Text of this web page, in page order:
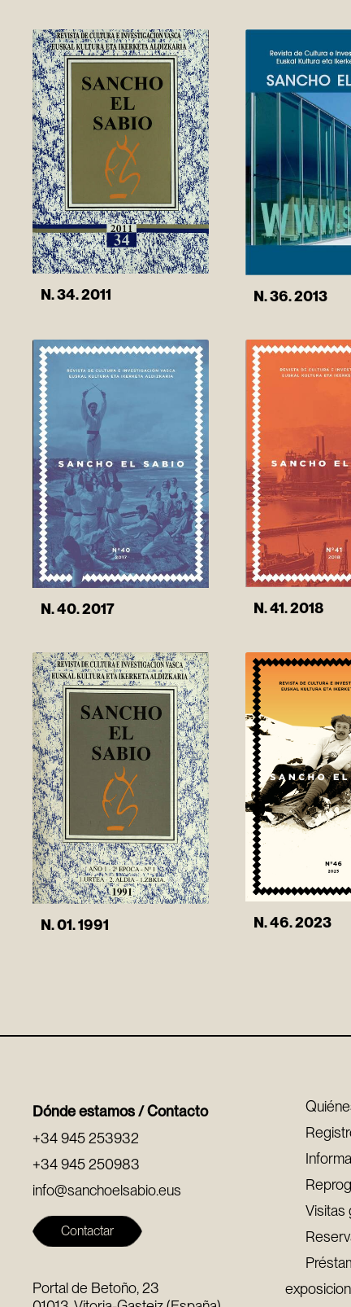
N. 34. 2011 N. 36. 2013
N. 40. 2017 N. 41. 2018
N. 01. 1991 N. 46. 2023
Dónde estamos / Contacto
+34 945 253932
+34 945 250983
info@sanchoelsabio.eus
Contactar
Portal de Betoño, 23
Visitas